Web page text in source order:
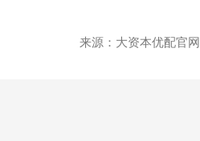
来源：大资本优配官网